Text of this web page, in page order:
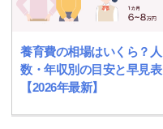
養育費の相場はいくら？人
数・年収別の目安と早見表
【2026年最新】